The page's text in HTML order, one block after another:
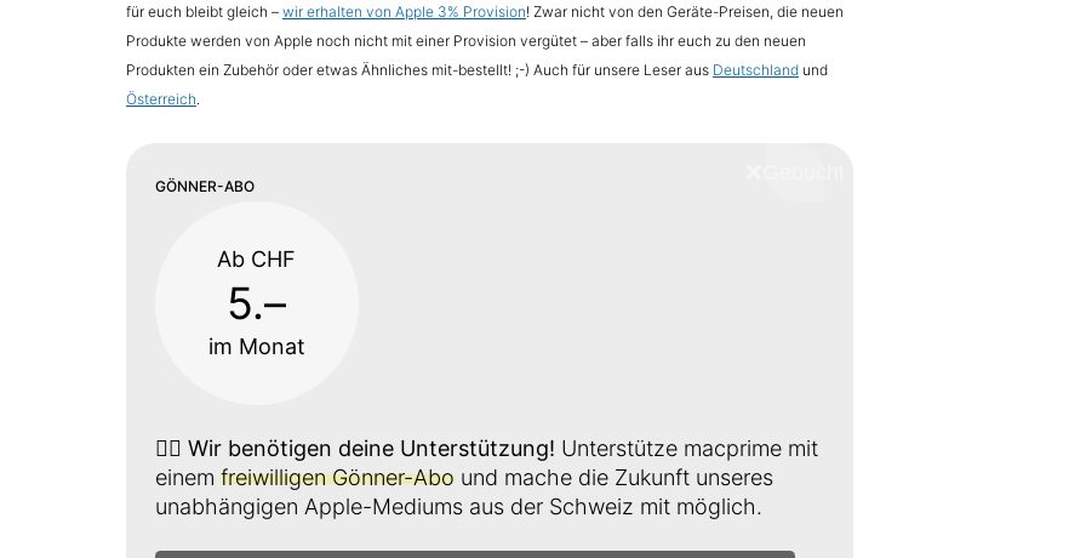
für euch bleibt gleich – wir erhalten von Apple 3% Provision! Zwar nicht von den Geräte-Preisen, die neuen
Produkte werden von Apple noch nicht mit einer Provision vergütet – aber falls ihr euch zu den neuen
Produkten ein Zubehör oder etwas Ähnliches mit-bestellt! ;-) Auch für unsere Leser aus Deutschlandund
Österreich.
GÖNNER-ABO
Ab CHF
5.–
im Monat
👉🏼 Wir benötigen deine Unterstützung! Unterstütze macprime mit
einem freiwilligen Gönner-Abound mache die Zukunft unseres
unabhängigen Apple-Mediums aus der Schweiz mit möglich.